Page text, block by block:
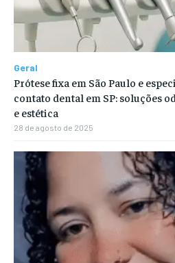
Geral
Prótese fixa em São Paulo e
contato dental em SP: soluções
e estética
28 de agosto de 2025